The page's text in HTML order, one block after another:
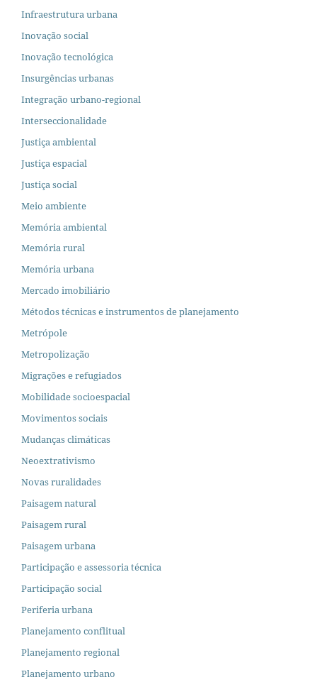
Infraestrutura urbana
Inovação social
Inovação tecnológica
Insurgências urbanas
Integração urbano-regional
Interseccionalidade
Justiça ambiental
Justiça espacial
Justiça social
Meio ambiente
Memória ambiental
Memória rural
Memória urbana
Mercado imobiliário
Métodos técnicas e instrumentos de planejamento
Metrópole
Metropolização
Migrações e refugiados
Mobilidade socioespacial
Movimentos sociais
Mudanças climáticas
Neoextrativismo
Novas ruralidades
Paisagem natural
Paisagem rural
Paisagem urbana
Participação e assessoria técnica
Participação social
Periferia urbana
Planejamento conflitual
Planejamento regional
Planejamento urbano